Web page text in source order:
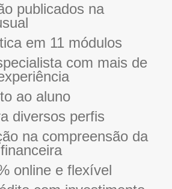
publicados na
em 11 módulos
com mais de
ao aluno
diversos perfis
na compreensão da
online e flexível